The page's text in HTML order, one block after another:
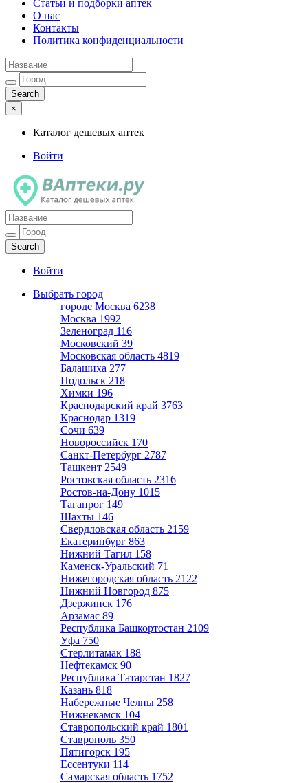
Статьи и подборки аптек
О нас
Контакты
Политика конфиденциальности
×
Каталог дешевых аптек
Войти
Каталог дешевых аптек
Войти
Выбрать город
городе Москва 6238
Москва 1992
Зеленоград 116
Московский 39
Московская область 4819
Балашиха 277
Подольск 218
Химки 196
Краснодарский край 3763
Краснодар 1319
Сочи 639
Новороссийск 170
Санкт-Петербург 2787
Ташкент 2549
Ростовская область 2316
Ростов-на-Дону 1015
Таганрог 149
Шахты 146
Свердловская область 2159
Екатеринбург 863
Нижний Тагил 158
Каменск-Уральский 71
Нижегородская область 2122
Нижний Новгород 875
Дзержинск 176
Арзамас 89
Республика Башкортостан 2109
Уфа 750
Стерлитамак 188
Нефтекамск 90
Республика Татарстан 1827
Казань 818
Набережные Челны 258
Нижнекамск 104
Ставропольский край 1801
Ставрополь 350
Пятигорск 195
Ессентуки 114
Самарская область 1752